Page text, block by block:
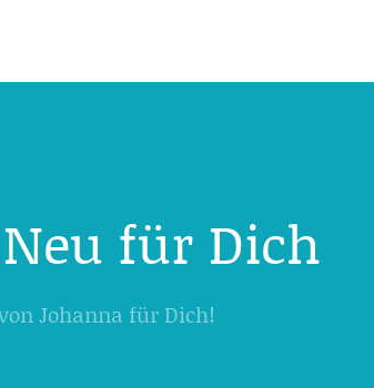
für Dich
Johanna für Dich!